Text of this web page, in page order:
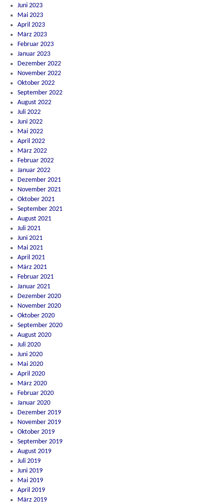
Juni 2023
Mai 2023
April 2023
März 2023
Februar 2023
Januar 2023
Dezember 2022
November 2022
Oktober 2022
September 2022
August 2022
Juli 2022
Juni 2022
Mai 2022
April 2022
März 2022
Februar 2022
Januar 2022
Dezember 2021
November 2021
Oktober 2021
September 2021
August 2021
Juli 2021
Juni 2021
Mai 2021
April 2021
März 2021
Februar 2021
Januar 2021
Dezember 2020
November 2020
Oktober 2020
September 2020
August 2020
Juli 2020
Juni 2020
Mai 2020
April 2020
März 2020
Februar 2020
Januar 2020
Dezember 2019
November 2019
Oktober 2019
September 2019
August 2019
Juli 2019
Juni 2019
Mai 2019
April 2019
März 2019